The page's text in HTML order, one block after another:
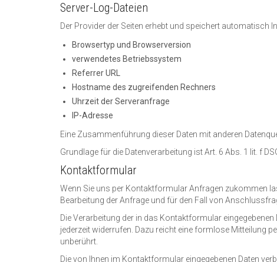
Server-Log-Dateien
Der Provider der Seiten erhebt und speichert automatisch
Browsertyp und Browserversion
verwendetes Betriebssystem
Referrer URL
Hostname des zugreifenden Rechners
Uhrzeit der Serveranfrage
IP-Adresse
Eine Zusammenführung dieser Daten mit anderen
Grundlage für die Datenverarbeitung ist Art. 6 Abs. 1 lit. f
Kontaktformular
Wenn Sie uns per Kontaktformular Anfragen zukommen
Bearbeitung der Anfrage und für den Fall von
Die Verarbeitung der in das Kontaktformular
jederzeit widerrufen. Dazu reicht eine formlose Mitteilung
unberührt.
Die von Ihnen im Kontaktformular eingegebenen Daten